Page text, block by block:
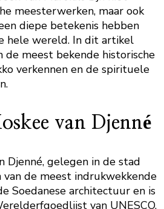
meesterwerken, maar ook
diepe betekenis hebben
hele wereld. In dit artikel
de meest bekende historische
verkennen en de spirituele
van Djenné
Djenné, gelegen in de stad
van de meest indrukwekkende
Soedanese architectuur en is
van UNESCO.